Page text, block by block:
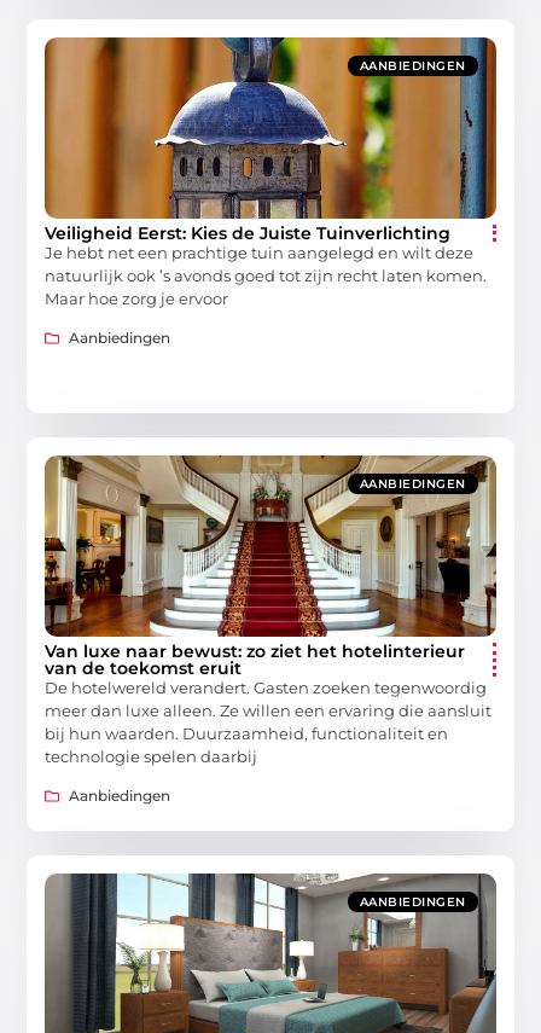
AANBIEDINGEN
Veiligheid Eerst: Kies de Juiste Tuinverlichting
Je hebt net een prachtige tuin aangelegd en wilt deze
natuurlijk ook ’s avonds goed tot zijn recht laten komen.
Maar hoe zorg je ervoor
Aanbiedingen
AANBIEDINGEN
Van luxe naar bewust: zo ziet het hotelinterieur
van de toekomst eruit
De hotelwereld verandert. Gasten zoeken tegenwoordig
meer dan luxe alleen. Ze willen een ervaring die aansluit
bij hun waarden. Duurzaamheid, functionaliteit en
technologie spelen daarbij
Aanbiedingen
AANBIEDINGEN